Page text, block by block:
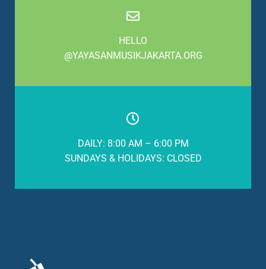
HELLO
@YAYASANMUSIKJAKARTA.ORG
DAILY: 8:00 AM – 6:00 PM
SUNDAYS & HOLIDAYS: CLOSED